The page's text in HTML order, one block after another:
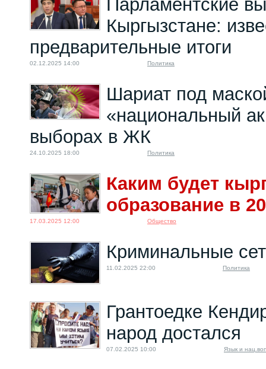
Парламентские
Кыргызстане:
предварительные итоги
02.12.2025 14:00 Политика
Шариат под
«национальный
выборах в ЖК
24.10.2025 18:00 Политика
Каким будет
образование в
17.03.2025 12:00 Общество
Криминальные
11.02.2025 22:00 Политика
Грантоедке
народ достался
07.02.2025 10:00 Язык и